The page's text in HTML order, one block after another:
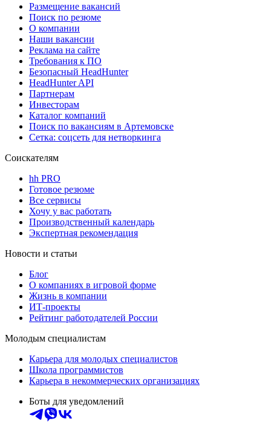
Размещение вакансий
Поиск по резюме
О компании
Наши вакансии
Реклама на сайте
Требования к ПО
Безопасный HeadHunter
HeadHunter API
Партнерам
Инвесторам
Каталог компаний
Поиск по вакансиям в Артемовске
Сетка: соцсеть для нетворкинга
Соискателям
hh PRO
Готовое резюме
Все сервисы
Хочу у вас работать
Производственный календарь
Экспертная рекомендация
Новости и статьи
Блог
О компаниях в игровой форме
Жизнь в компании
ИТ-проекты
Рейтинг работодателей России
Молодым специалистам
Карьера для молодых специалистов
Школа программистов
Карьера в некоммерческих организациях
Боты для уведомлений